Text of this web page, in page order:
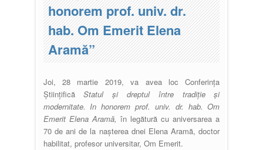
honorem prof. univ. dr.
hab. Om Emerit Elena
Aramă”
Joi, 28 martie 2019, va avea loc Conferința
ȘtiințificăStatul şi dreptul între tradiţie şi
modernitate. In honorem prof. univ. dr. hab. Om
Emerit Elena Aramă, în legătură cu aniversarea a
70 de ani de la naşterea dnei Elena Aramă, doctor
habilitat, profesor universitar, Om Emerit.